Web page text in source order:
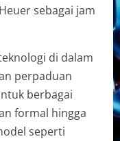
sebagai jam
di dalam
perpaduan
berbagai
formal hingga
seperti